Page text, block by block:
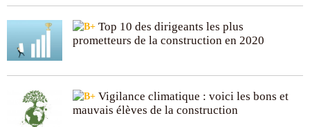
Top 10 des dirigeants les plus
prometteurs de la construction en 2020
Vigilance climatique : voici les bons et
mauvais élèves de la construction